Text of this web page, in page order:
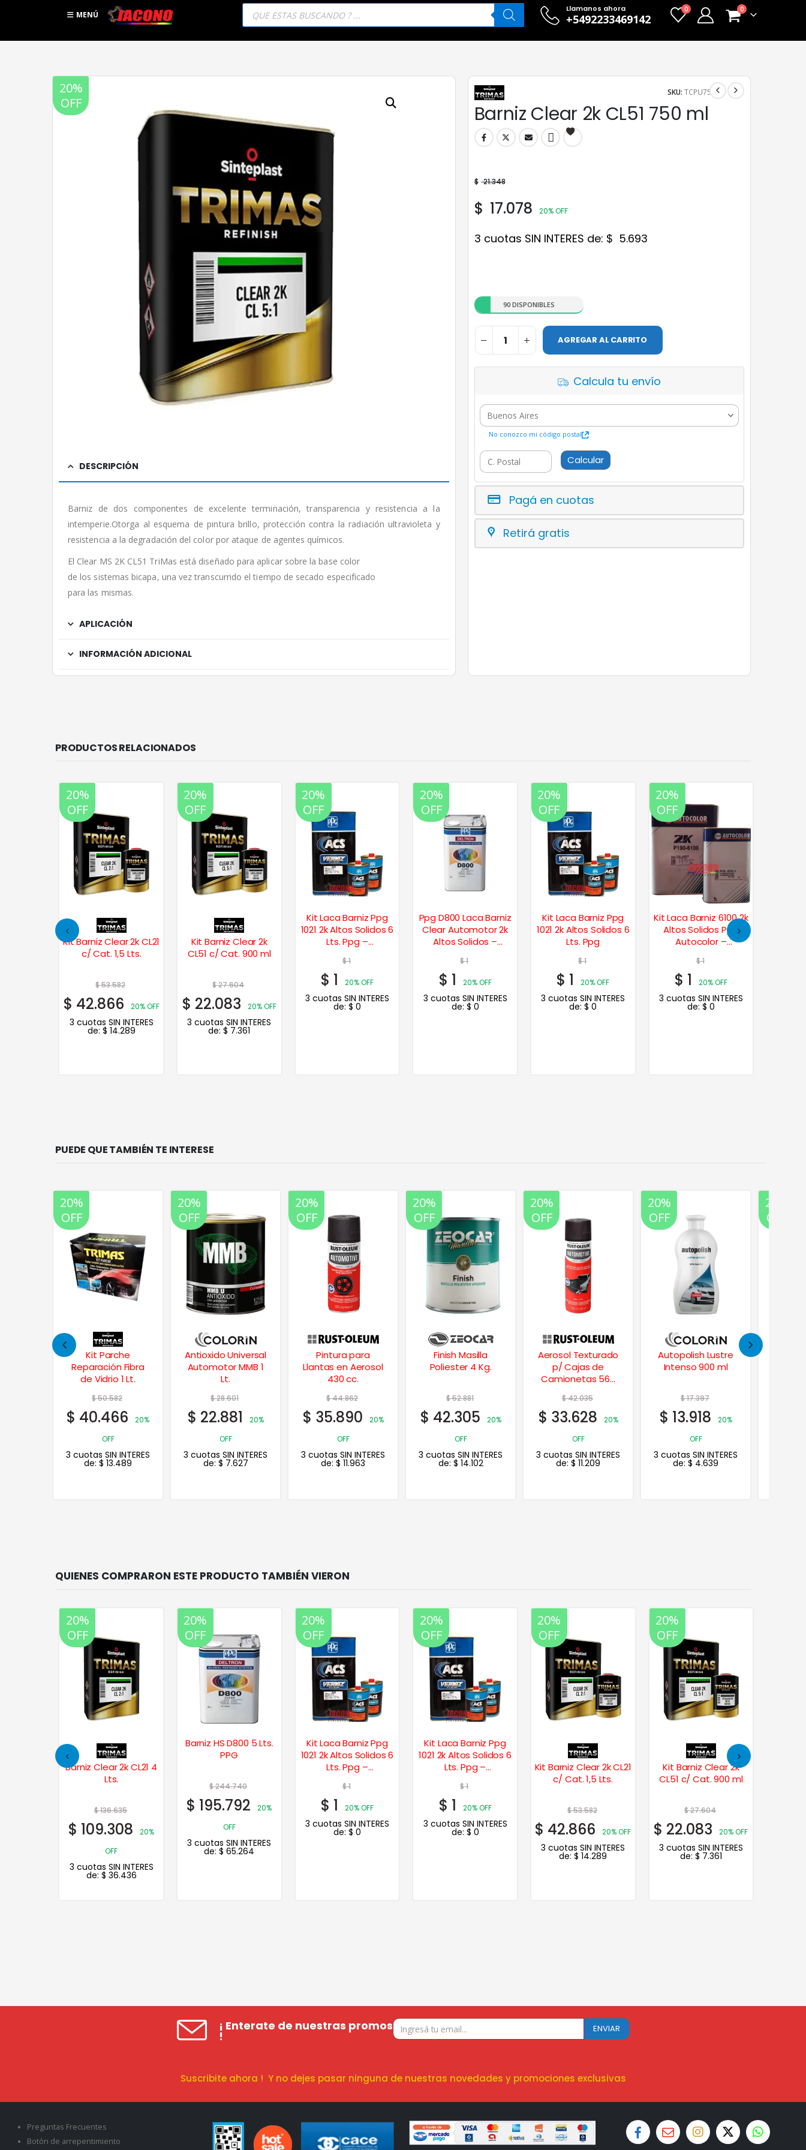
MENÚ
Búsqueda
productos
Llamanos ahora
+5492233469142
0 0
20%
OFF
DESCRIPCIÓN
Barniz de dos componentes de excelente terminación, transparencia y resistencia a la
intemperie.Otorga al esquema de pintura brillo, protección contra la radiación ultravioleta y
resistencia a la degradación del color por ataque de agentes químicos.
El Clear MS 2K CL51 TriMas está diseñado para aplicar sobre la base color
de los sistemas bicapa, una vez transcurrido el tiempo de secado especificado
para las mismas.
APLICACIÓN
INFORMACIÓN ADICIONAL
Barniz Clear 2k CL51 750 ml
SKU: TCPU75
$ 21.348
$ 17.078 20% OFF
3 cuotas SIN INTERES de: $ 5.693
90 DISPONIBLES
AGREGAR AL CARRITO
Calcula tu envío
No conozco mi código postal
Calcular
Pagá en cuotas
Retirá gratis
PRODUCTOS RELACIONADOS
20%
OFF
Kit Barniz Clear 2k CL21
c/ Cat. 1,5 Lts.
$53.582
$ 42.866 20% OFF
3 cuotas SIN INTERES
de: $ 14.289
20%
OFF
Kit Barniz Clear 2k
CL51 c/ Cat. 900 ml
$27.604
$ 22.083 20% OFF
3 cuotas SIN INTERES
de:$ 7.361
20%
OFF
Kit Laca Barniz Ppg
1021 2k Altos Solidos 6
Lts. Ppg –
Brillante, Rápido
$1
$ 1 20% OFF
3 cuotas SIN INTERES
de: $ 0
20%
OFF
Ppg D800 Laca Barniz
Clear Automotor 2k
Altos Solidos –
Brillante
$1
$ 1 20% OFF
3 cuotas SIN INTERES
de: $ 0
20%
OFF
Kit Laca Barniz Ppg
1021 2k Altos Solidos 6
Lts. Ppg
$1
$ 1 20% OFF
3 cuotas SIN INTERES
de:$ 0
20%
OFF
Kit Laca Barniz 6100 2k
Altos Solidos Ppg
Autocolor –
Brillante, Normal
$1
$ 1 20% OFF
3 cuotas SIN INTERES
de: $ 0
PUEDE QUE TAMBIÉN TE INTERESE
20%
OFF
Antioxido Universal
Automotor MMB 1
Lt.
$28.601
$ 22.881
20%
OFF
3 cuotas SIN INTERES
de:$ 7.627
20%
OFF
Pintura para
Llantas en Aerosol
430 cc.
$44.862
$35.890
20%
OFF
3 cuotas SIN INTERES
de: $ 11.963
20%
OFF
Finish Masilla
Poliester 4 Kg.
$52.881
$ 42.305
20%
OFF
3 cuotas SIN INTERES
de: $ 14.102
20%
OFF
Aerosol Texturado
p/ Cajas de
$42.035
$ 33.628
20%
OFF
3 cuotas SIN INTERES
de: $ 11.209
20%
OFF
Autopolish Lustre
Intenso 900 ml
$17.397
$ 13.918
20%
OFF
3 cuotas SIN INTERES
de: $ 4.639
20%
OFF
Catalizador
Rápido PU XY 1/2 Lt.
$27.275
$21.820
20%
OFF
3 cuotas SIN INTERES
de:$ 7.273
20%
OFF
20%
OFF
Barniz Clear 2k CL21 4
Lts.
$136.635
$ 109.308
20%
OFF
3 cuotas SIN INTERES
de: $ 36.436
20%
OFF
Barniz HS D800 5 Lts.
PPG
$244.740
$ 195.792
20%
OFF
3 cuotas SIN INTERES
de:$ 65.264
20%
OFF
Kit Laca Barniz Ppg
1021 2k Altos Solidos 6
Lts. Ppg –
Brillante, Normal
$1
$ 1 20% OFF
3 cuotas SIN INTERES
de: $ 0
20%
OFF
Kit Laca Barniz Ppg
1021 2k Altos Solidos 6
Lts. Ppg –
Brillante, Rápido
$1
$ 1 20% OFF
3 cuotas SIN INTERES
de: $ 0
20%
OFF
Kit Barniz Clear 2k CL21
c/ Cat. 1,5 Lts.
$53.582
$ 42.866 20% OFF
3 cuotas SIN INTERES
de:$ 14.289
20%
OFF
Kit Barniz Clear 2k
CL51 c/ Cat. 900 ml
$27.604
$ 22.083 20% OFF
3 cuotas SIN INTERES
de: $ 7.361
¡ Enterate de nuestras promos
!
Suscribite ahora ! Y no dejes pasar ninguna de nuestras novedades y promociones exclusivas
Preguntas Frecuentes
Botón de arrepentimiento